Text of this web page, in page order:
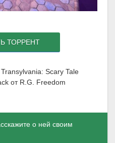
ТОРРЕНТ
Scary Tale
от R.G. Freedom
о ней своим